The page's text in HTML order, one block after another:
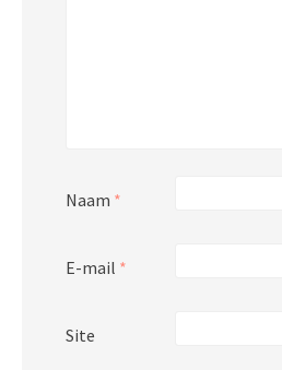
Naam *
E-mail *
Site